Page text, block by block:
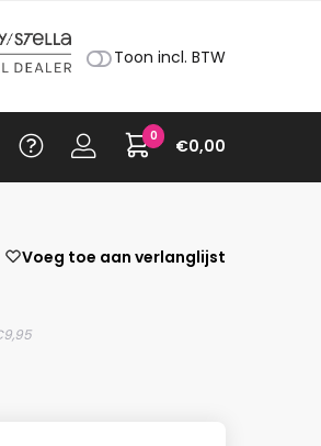
Toon incl. BTW
€0,00
0
Voeg toe aan verlanglijst